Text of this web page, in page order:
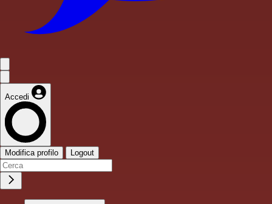
Accedi
Modifica profilo Logout